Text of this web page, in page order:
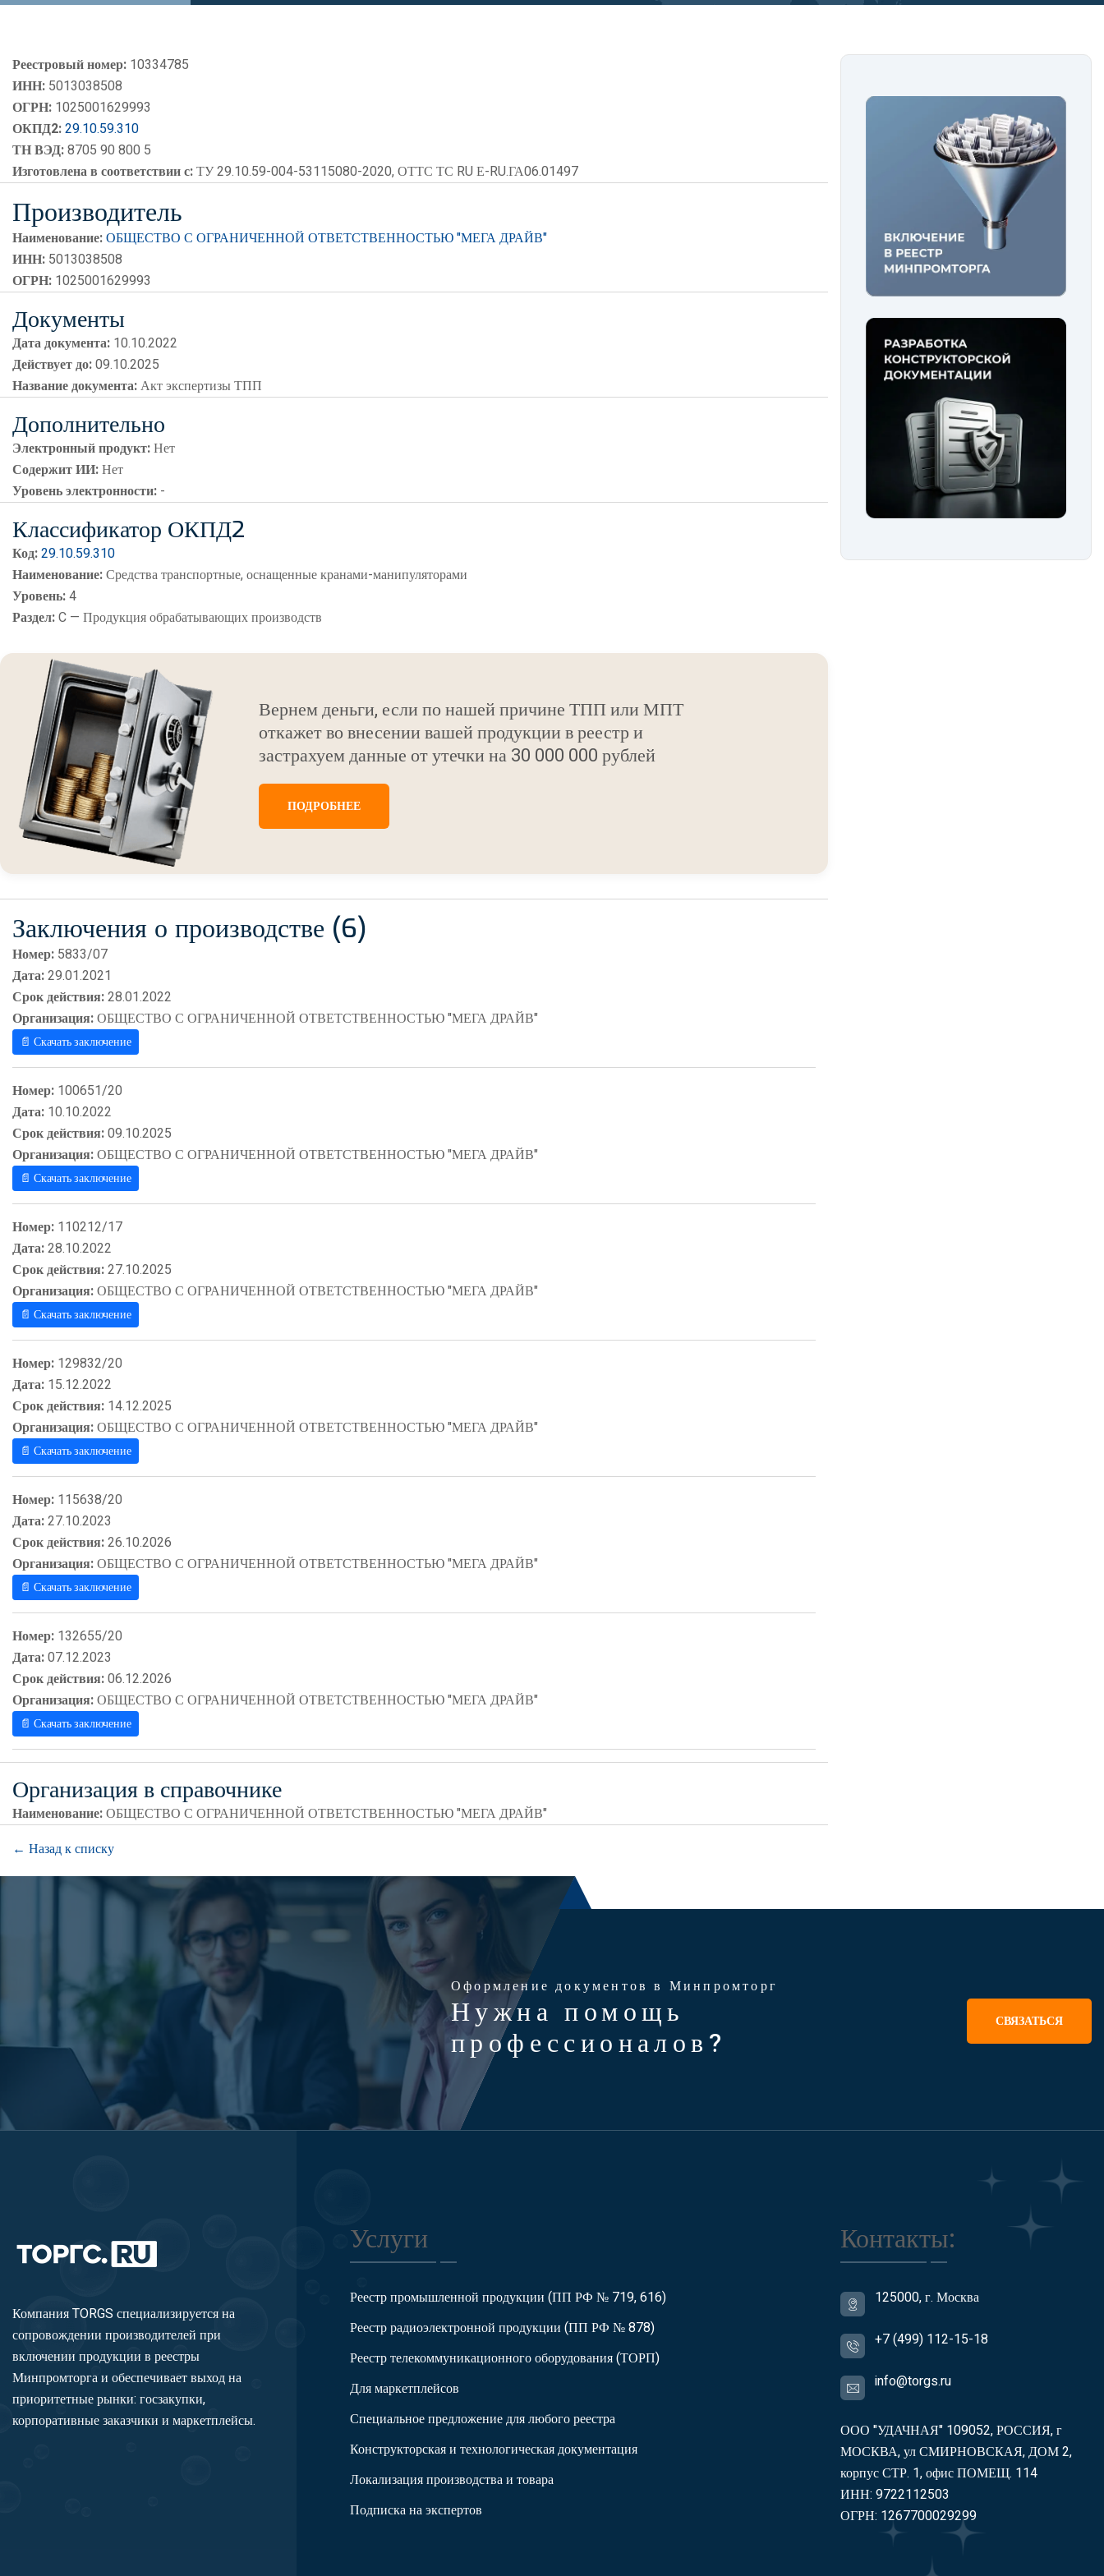
Реестровый номер: 10334785
ИНН: 5013038508
ОГРН: 1025001629993
ОКПД2:29.10.59.310
ТН ВЭД:8705 90 800 5
Изготовлена в соответствии с:ТУ 29.10.59-004-53115080-2020, ОТТС ТС RU Е-RU.ГА06.01497
Производитель
Наименование:ОБЩЕСТВО С ОГРАНИЧЕННОЙ ОТВЕТСТВЕННОСТЬЮ "МЕГА ДРАЙВ"
ИНН: 5013038508
ОГРН: 1025001629993
Документы
Дата документа: 10.10.2022
Действует до:09.10.2025
Название документа:Акт экспертизы ТПП
Дополнительно
Электронный продукт:Нет
Содержит ИИ:Нет
Уровень электронности: -
Классификатор ОКПД2
Код:29.10.59.310
Наименование:Средства транспортные, оснащенные кранами-манипуляторами
Уровень:4
Раздел:C — Продукция обрабатывающих производств
Вернем деньги, если по нашей причине ТПП или МПТ
откажет во внесении вашей продукции в реестр и
застрахуем данные от утечки на 30 000 000 рублей
ПОДРОБНЕЕ
Заключения о производстве (6)
Номер: 5833/07
Дата:29.01.2021
Срок действия:28.01.2022
Организация:ОБЩЕСТВО С ОГРАНИЧЕННОЙ ОТВЕТСТВЕННОСТЬЮ "МЕГА ДРАЙВ"
📄 Скачать заключение
Номер: 100651/20
Дата: 10.10.2022
Срок действия:09.10.2025
Организация:ОБЩЕСТВО С ОГРАНИЧЕННОЙ ОТВЕТСТВЕННОСТЬЮ "МЕГА ДРАЙВ"
📄 Скачать заключение
Номер: 110212/17
Дата:28.10.2022
Срок действия:27.10.2025
Организация:ОБЩЕСТВО С ОГРАНИЧЕННОЙ ОТВЕТСТВЕННОСТЬЮ "МЕГА ДРАЙВ"
📄 Скачать заключение
Номер: 129832/20
Дата: 15.12.2022
Срок действия: 14.12.2025
Организация:ОБЩЕСТВО С ОГРАНИЧЕННОЙ ОТВЕТСТВЕННОСТЬЮ "МЕГА ДРАЙВ"
📄 Скачать заключение
Номер: 115638/20
Дата:27.10.2023
Срок действия:26.10.2026
Организация:ОБЩЕСТВО С ОГРАНИЧЕННОЙ ОТВЕТСТВЕННОСТЬЮ "МЕГА ДРАЙВ"
📄 Скачать заключение
Номер: 132655/20
Дата:07.12.2023
Срок действия:06.12.2026
Организация:ОБЩЕСТВО С ОГРАНИЧЕННОЙ ОТВЕТСТВЕННОСТЬЮ "МЕГА ДРАЙВ"
📄 Скачать заключение
Организация в справочнике
Наименование:ОБЩЕСТВО С ОГРАНИЧЕННОЙ ОТВЕТСТВЕННОСТЬЮ "МЕГА ДРАЙВ"
← Назад к списку
Оформление документов в Минпромторг
Нужна помощь
профессионалов?
СВЯЗАТЬСЯ
Компания TORGS специализируется на
сопровождении производителей при
включении продукции в реестры
Минпромторга и обеспечивает выход на
приоритетные рынки: госзакупки,
корпоративные заказчики и маркетплейсы.
Услуги
Реестр промышленной продукции (ПП РФ № 719, 616)
Реестр радиоэлектронной продукции (ПП РФ № 878)
Реестр телекоммуникационного оборудования (ТОРП)
Для маркетплейсов
Специальное предложение для любого реестра
Конструкторская и технологическая документация
Локализация производства и товара
Подписка на экспертов
Контакты:
125000, г. Москва
+7 (499) 112-15-18
info@torgs.ru
ООО "УДАЧНАЯ" 109052, РОССИЯ, г
МОСКВА, ул СМИРНОВСКАЯ, ДОМ 2,
корпус СТР. 1, офис ПОМЕЩ. 114
ИНН: 9722112503
ОГРН: 1267700029299